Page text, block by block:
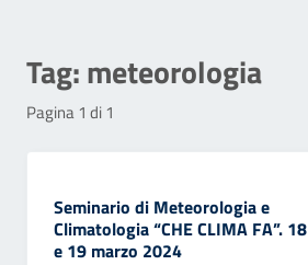
Tag:meteorologia
Pagina 1 di 1
Seminario di Meteorologia e
Climatologia “CHE CLIMA FA”. 18
e 19 marzo 2024